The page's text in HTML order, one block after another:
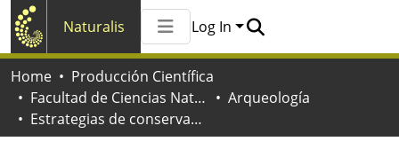
Naturalis
All of Naturalis
Log In
Home
Producción Científica
Facultad de Ciencias Naturales y Museo
Arqueología
Estrategias de conservación y restauración aplicadas sobre el registro cerámico del Sitio los Tres Cerros 1 (Delta Superior del Paraná, Departamento Victoria, Entre Ríos)